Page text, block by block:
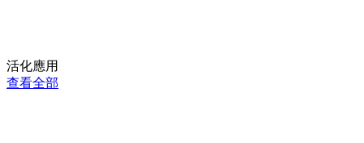
活化應用
查看全部